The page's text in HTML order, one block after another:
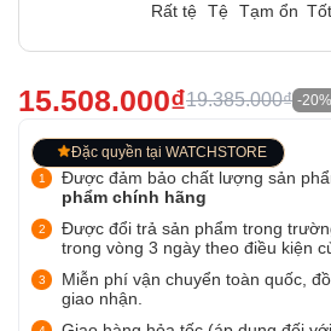
Rất tệ Tệ Tạm ổn Tốt
15.508.000₫19.385.000₫ -20%
Đặc quyền tại WATCHSTORE
Được đảm bảo chất lượng sản
phẩm chính hãng
Được đổi trả sản phẩm trong
trong vòng 3 ngày theo điều kiện
Miễn phí vận chuyển toàn quốc,
giao nhận.